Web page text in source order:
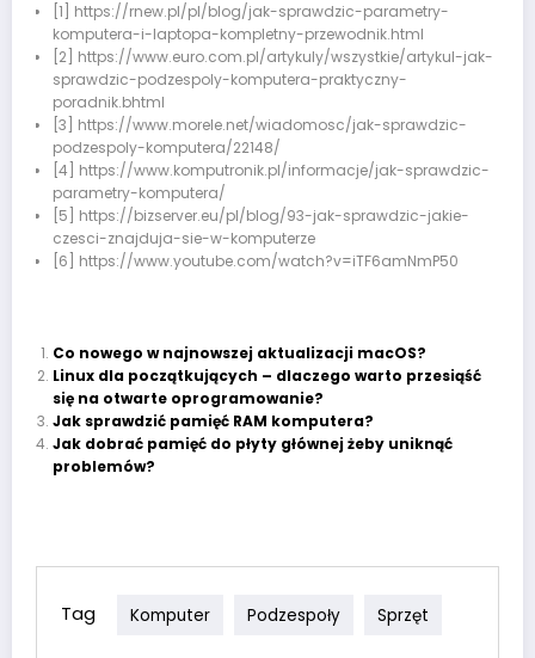
[1] https://rnew.pl/pl/blog/jak-sprawdzic-parametry-
komputera-i-laptopa-kompletny-przewodnik.html
[2] https://www.euro.com.pl/artykuly/wszystkie/artykul-jak-
sprawdzic-podzespoly-komputera-praktyczny-
poradnik.bhtml
[3] https://www.morele.net/wiadomosc/jak-sprawdzic-
podzespoly-komputera/22148/
[4] https://www.komputronik.pl/informacje/jak-sprawdzic-
parametry-komputera/
[5] https://bizserver.eu/pl/blog/93-jak-sprawdzic-jakie-
czesci-znajduja-sie-w-komputerze
[6] https://www.youtube.com/watch?v=iTF6amNmP50
Co nowego w najnowszej aktualizacji macOS?
Linux dla początkujących – dlaczego warto przesiąść
się na otwarte oprogramowanie?
Jak sprawdzić pamięć RAM komputera?
Jak dobrać pamięć do płyty głównej żeby uniknąć
problemów?
Tag Komputer Podzespoły Sprzęt